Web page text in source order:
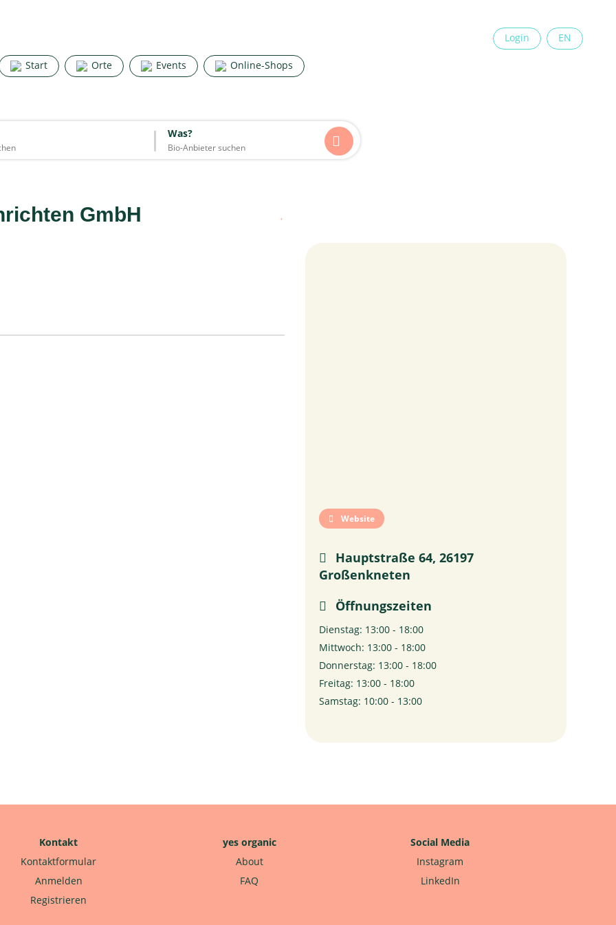
Start Orte Events Online-Shops
Login EN
Was?
×
Start Orte Events Online-Shops
Was?
GmbH
Website
Hauptstraße 64, 26197
Großenkneten
Öffnungszeiten
Dienstag: 13:00 - 18:00
Mittwoch: 13:00 - 18:00
Donnerstag: 13:00 - 18:00
Freitag: 13:00 - 18:00
Samstag: 10:00 - 13:00
Kontakt
Kontaktformular
Anmelden
Registrieren
yes organic
About
FAQ
Social Media
Instagram
LinkedIn